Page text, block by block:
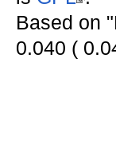
Based on
0.040 (